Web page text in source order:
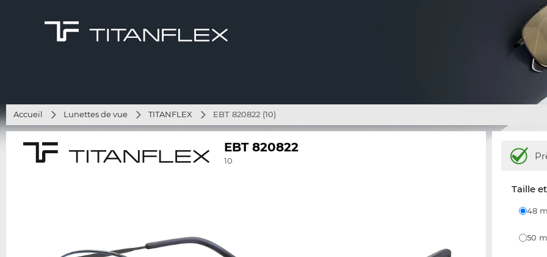
Accueil Lunettes de vue TITANFLEX EBT 820822 (10)
EBT 820822
10
Taille
48
50